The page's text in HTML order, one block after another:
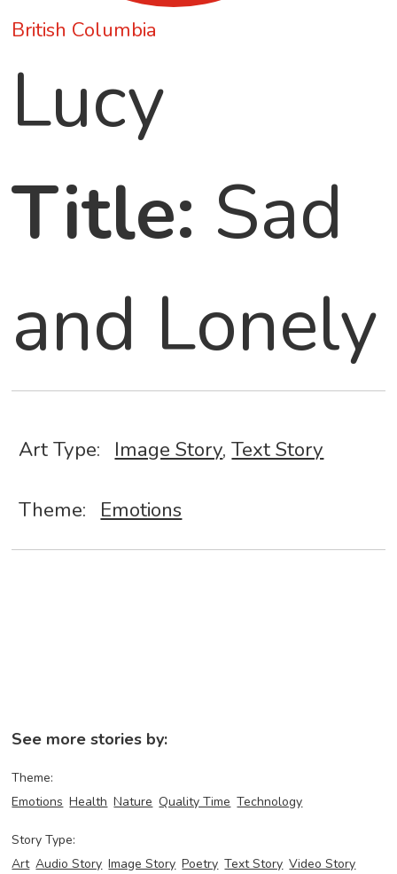
British Columbia
Lucy
Title: Sad
and Lonely
Art Type: Image Story,Text Story
Theme: Emotions
See more stories by:
Theme:
Emotions Health Nature Quality Time Technology
Story Type:
Art Audio Story Image Story Poetry Text Story Video Story